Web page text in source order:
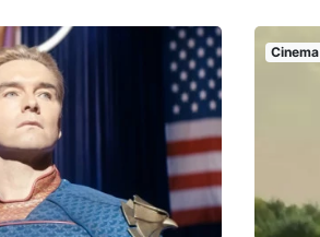
Cinema